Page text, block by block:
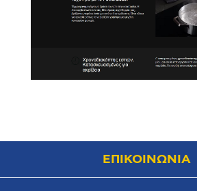
ΕΠΙΚΟΙΝΩΝΙΑ